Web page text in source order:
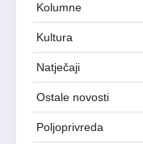
Kolumne
Kultura
Natječaji
Ostale novosti
Poljoprivreda